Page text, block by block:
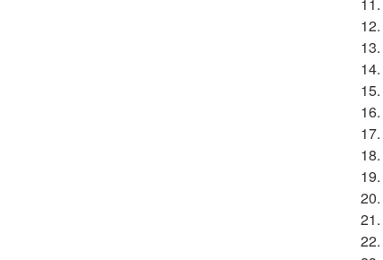
12.
13.
14.
15.
16.
17.
18.
19.
20.
21.
22.